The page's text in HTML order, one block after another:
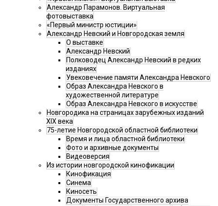
Александр Парамонов. Виртуальная
фотовыставка
«Первый министр юстиции»
Александр Невский и Новгородская земля
О выставке
Александр Невский
Полководец Александр Невский в редких
изданиях
Увековечение памяти Александра Невского
Образ Александра Невского в
художественной литературе
Образ Александра Невского в искусстве
Новгородика на страницах зарубежных изданий
XIX века
75-летие Новгородской областной библиотеки
Время и лица областной библиотеки
Фото и архивные документы
Видеоверсия
Из истории новгородской кинофикации
Кинофикация
Синема
Киносеть
Документы Государственного архива